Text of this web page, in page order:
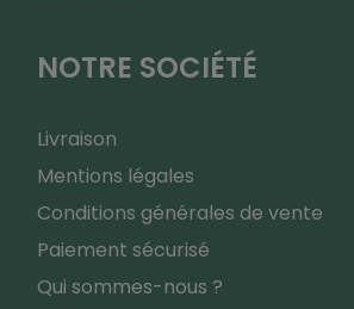
NOTRE SOCIÉTÉ
Livraison
Mentions légales
Conditions générales de vente
Paiement sécurisé
Qui sommes-nous ?